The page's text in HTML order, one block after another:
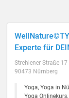
Experte für
Strehlener Straße 17
90473 Nürnberg
Yoga, Yoga in
Yoga